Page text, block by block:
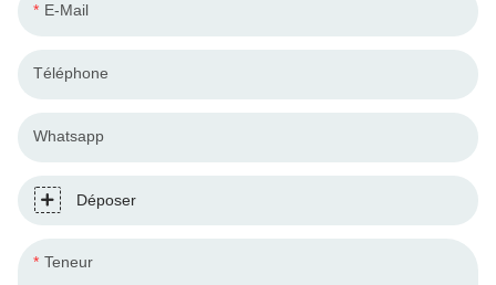
E-Mail
Téléphone
Whatsapp
Déposer
Teneur